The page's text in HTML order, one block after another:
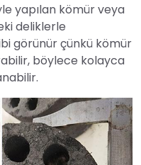
yapılan kömür veya
deliklerle
görünür çünkü kömür
böylece kolayca